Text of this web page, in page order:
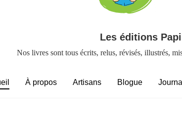
Les éditions
Nos livres sont tous écrits, relus, révisés, illustrés,
À propos Artisans Blogue